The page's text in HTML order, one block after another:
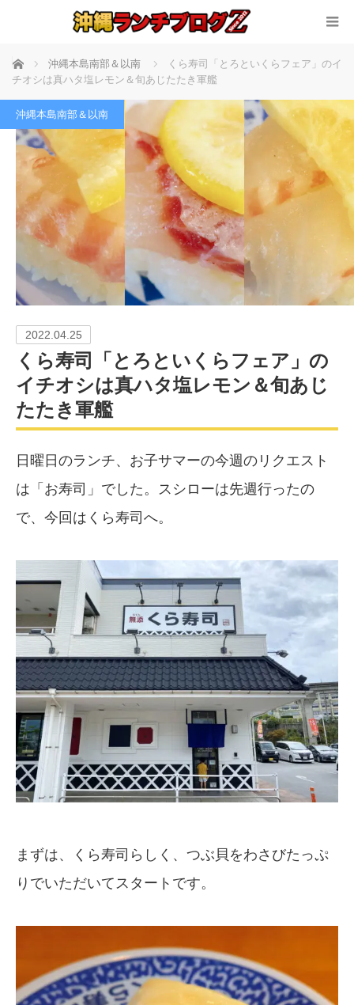
ホーム 沖縄本島南部＆以南
くら寿司「とろといくらフェア」のイ
チオシは真ハタ塩レモン＆旬あじたたき軍艦
沖縄本島南部＆以南
2022.04.25
くら寿司「とろといくらフェア」の
イチオシは真ハタ塩レモン＆旬あじ
たたき軍艦
日曜日のランチ、お子サマーの今週のリクエスト
は「お寿司」でした。スシローは先週行ったの
で、今回はくら寿司へ。
まずは、くら寿司らしく、つぶ貝をわさびたっぷ
りでいただいてスタートです。